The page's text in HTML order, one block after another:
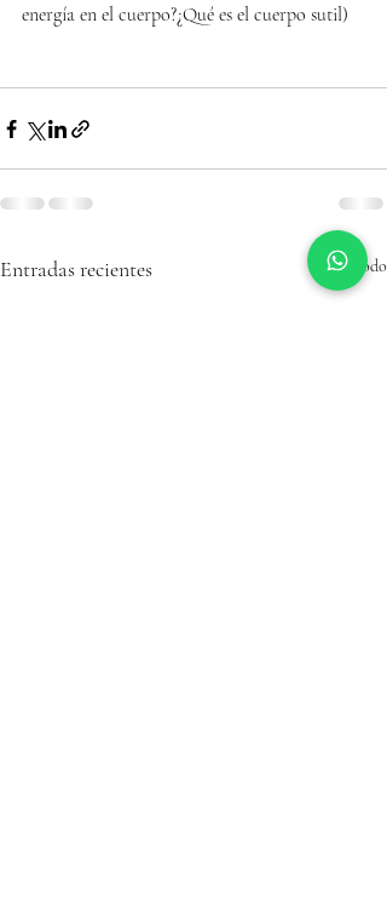
energía en el cuerpo?¿Qué es el cuerpo sutil)
Entradas recientes Ver todo